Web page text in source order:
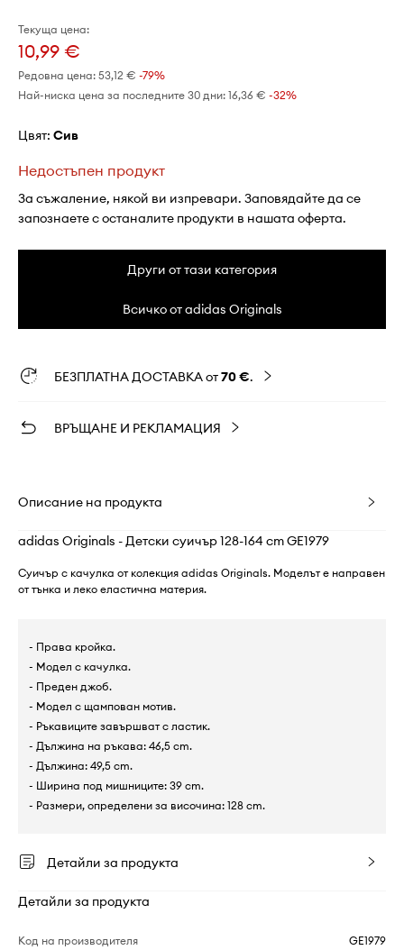
Текуща цена:
10,99 €
Редовна цена: 53,12 € -79%
Най-ниска цена за последните 30 дни: 16,36 € -32%
Цвят: сив
Недостъпен продукт
За съжаление, някой ви изпревари. Заповядайте да се
запознаете с останалите продукти в нашата оферта.
Други от тази категория
Всичко от adidas Originals
БЕЗПЛАТНА ДОСТАВКА от70 €.
ВРЪЩАНЕ И РЕКЛАМАЦИЯ
Описание на продукта
adidas Originals - Детски суичър 128-164 cm GE1979
Суичър с качулка от колекция adidas Originals. Моделът е направен
от тънка и леко еластична материя.
- Права кройка.
- Модел с качулка.
- Преден джоб.
- Модел с щампован мотив.
- Ръкавиците завършват с ластик.
- Дължина на ръкава: 46,5 cm.
- Дължина: 49,5 cm.
- Ширина под мишниците: 39 cm.
- Размери, определени за височина: 128 cm.
Детайли за продукта
Детайли за продукта
Код на производителя GE1979